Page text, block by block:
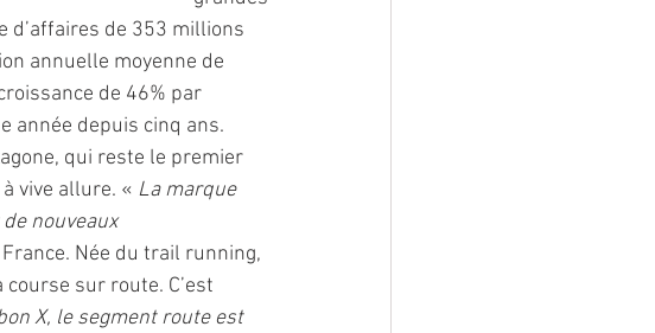
d’affaires de 353 millions
annuelle moyenne de
de 46% par
année depuis cinq ans.
qui reste le premier
vive allure. « La marque
nouveaux
Née du trail running,
sur route. C’est
X, le segment route est